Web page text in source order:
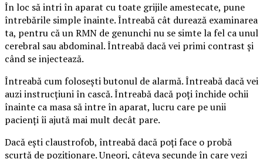
În loc să intri în aparat cu toate grijile amestecate, pune
întrebările simple înainte. Întreabă cât durează examinarea
ta, pentru că un RMN de genunchi nu se simte la fel ca unul
cerebral sau abdominal. Întreabă dacă vei primi contrast și
când se injectează.
Întreabă cum folosești butonul de alarmă. Întreabă dacă vei
auzi instrucțiuni în cască. Întreabă dacă poți închide ochii
înainte ca masa să intre în aparat, lucru care pe unii
pacienți îi ajută mai mult decât pare.
Dacă ești claustrofob, întreabă dacă poți face o probă
scurtă de poziționare. Uneori, câteva secunde în care vezi